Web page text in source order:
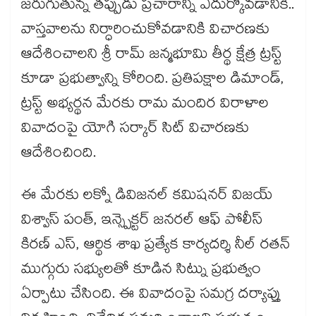
జరుగుతున్న తప్పుడు ప్రచారాన్ని ఎదుర్కోవడానికి..
వాస్తవాలను నిర్ధారించుకోవడానికి విచారణకు
ఆదేశించాలని శ్రీ రామ్ జన్మభూమి తీర్థ క్షేత్ర ట్రస్ట్
కూడా ప్రభుత్వాన్ని కోరింది. ప్రతిపక్షాల డిమాండ్,
ట్రస్ట్ అభ్యర్థన మేరకు రామ మందిర విరాళాల
వివాదంపై యోగి సర్కార్ సిట్ విచారణకు
ఆదేశించింది.
ఈ మేరకు లక్నో డివిజనల్ కమిషనర్ విజయ్
విశ్వాస్ పంత్, ఇన్స్పెక్టర్ జనరల్ ఆఫ్ పోలీస్
కిరణ్ ఎస్, ఆర్థిక శాఖ ప్రత్యేక కార్యదర్శి నీల్ రతన్
ముగ్గురు సభ్యులతో కూడిన సిట్ను ప్రభుత్వం
ఏర్పాటు చేసింది. ఈ వివాదంపై సమగ్ర దర్యాప్తు